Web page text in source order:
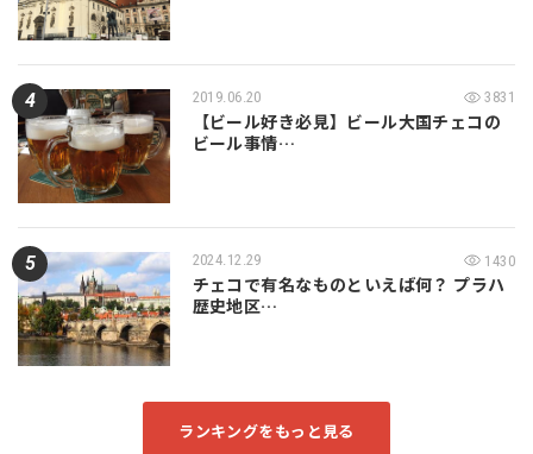
2019.06.20 3831
【ビール好き必見】ビール大国チェコの
ビール事情…
2024.12.29 1430
チェコで有名なものといえば何？ プラハ
歴史地区…
ランキングをもっと見る